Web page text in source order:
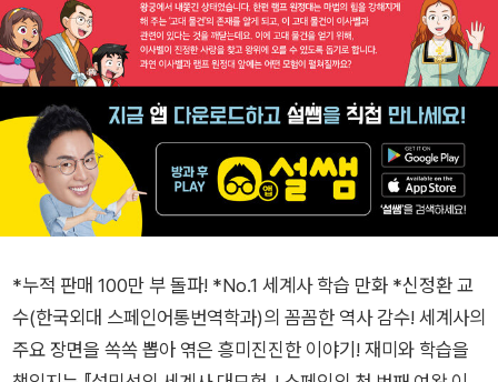
*누적 판매 100만 부 돌파! *No.1 세계사 학습 만화 *신정환 교
수(한국외대 스페인어통번역학과)의 꼼꼼한 역사 감수! 세계사의
주요 장면을 쏙쏙 뽑아 엮은 흥미진진한 이야기! 재미와 학습을